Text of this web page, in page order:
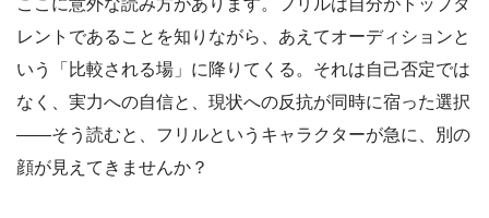
ここに意外な読み方があります。フリルは自分がトップタ
レントであることを知りながら、あえてオーディションと
いう「比較される場」に降りてくる。それは自己否定では
なく、実力への自信と、現状への反抗が同時に宿った選択
——そう読むと、フリルというキャラクターが急に、別の
顔が見えてきませんか？